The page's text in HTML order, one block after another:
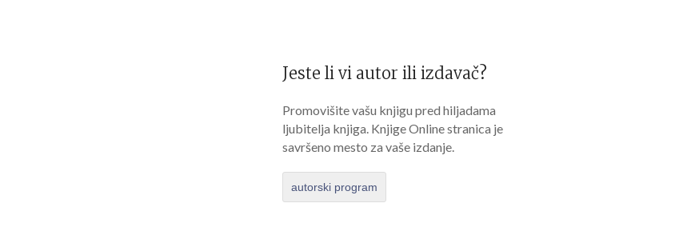
Jeste li vi autor ili izdavač?
Promovišite vašu knjigu pred hiljadama
ljubitelja knjiga. Knjige Online stranica je
savršeno mesto za vaše izdanje.
autorski program